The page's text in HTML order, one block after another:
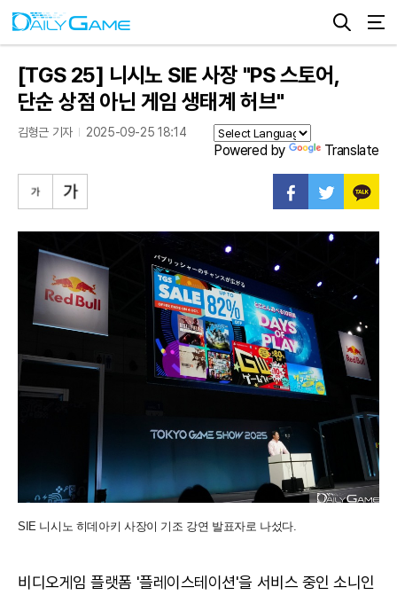
[TGS 25] 니시노 SIE 사장 "PS 스토어,
단순 상점 아닌 게임 생태계 허브"
김형근 기자 2025-09-25 18:14
Powered by Translate
SIE 니시노 히데아키 사장이 기조 강연 발표자로 나섰다.
비디오게임 플랫폼 '플레이스테이션'을 서비스 중인 소니인